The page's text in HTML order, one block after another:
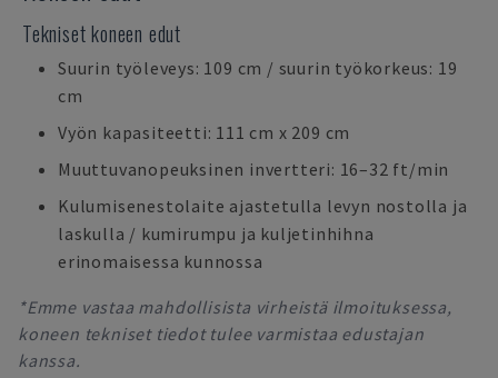
Tekniset koneen edut
Suurin työleveys: 109 cm / suurin työkorkeus: 19
cm
Vyön kapasiteetti: 111 cm x 209 cm
Muuttuvanopeuksinen invertteri: 16–32 ft/min
Kulumisenestolaite ajastetulla levyn nostolla ja
laskulla / kumirumpu ja kuljetinhihna
erinomaisessa kunnossa
*Emme vastaa mahdollisista virheistä ilmoituksessa,
koneen tekniset tiedot tulee varmistaa edustajan
kanssa.